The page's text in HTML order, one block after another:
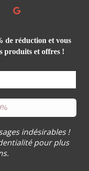
de réduction et vous
produits et offres !
indésirables !
pour plus